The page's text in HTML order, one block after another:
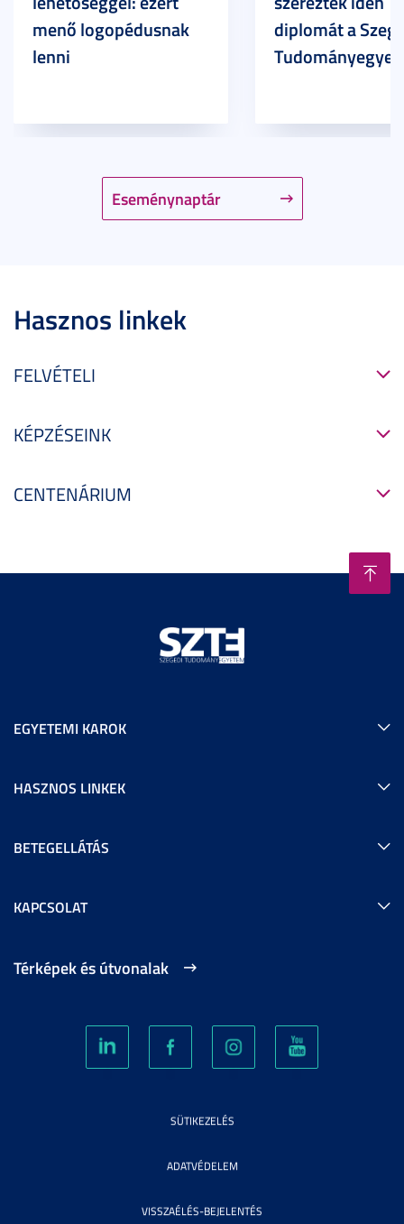
Eseménynaptár
menő logopédusnak
lenni
diplomát a
Hasznos linkek
FELVÉTELI
KÉPZÉSEINK
CENTENÁRIUM
EGYETEMI KAROK
HASZNOS LINKEK
BETEGELLÁTÁS
KAPCSOLAT
Térképek és útvonalak
SÜTIKEZELÉS
ADATVÉDELEM
VISSZAÉLÉS-BEJELENTÉS